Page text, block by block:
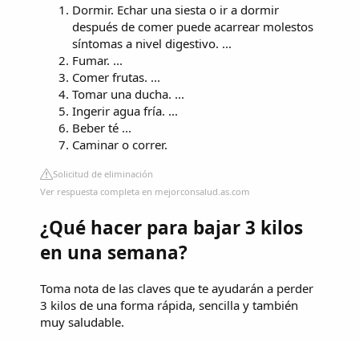
Dormir. Echar una siesta o ir a dormir
después de comer puede acarrear molestos
síntomas a nivel digestivo. ...
Fumar. ...
Comer frutas. ...
Tomar una ducha. ...
Ingerir agua fría. ...
Beber té ...
Caminar o correr.
Solicitud de eliminación
Ver respuesta completa en mejorconsalud.as.com
¿Qué hacer para bajar 3 kilos
en una semana?
Toma nota de las claves que te ayudarán a perder
3 kilos de una forma rápida, sencilla y también
muy saludable.